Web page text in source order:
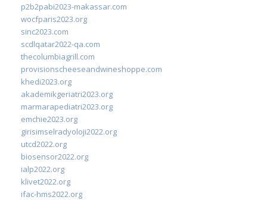
p2b2pabi2023-makassar.com
wocfparis2023.org
sinc2023.com
scdlqatar2022-qa.com
thecolumbiagrill.com
provisionscheeseandwineshoppe.com
khedi2023.org
akademikgeriatri2023.org
marmarapediatri2023.org
emchie2023.org
girisimselradyoloji2022.org
utcd2022.org
biosensor2022.org
ialp2022.org
klivet2022.org
ifac-hms2022.org